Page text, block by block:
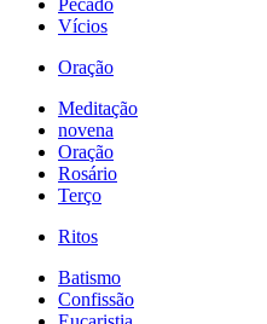
Pecado
Vícios
Oração
Meditação
novena
Oração
Rosário
Terço
Ritos
Batismo
Confissão